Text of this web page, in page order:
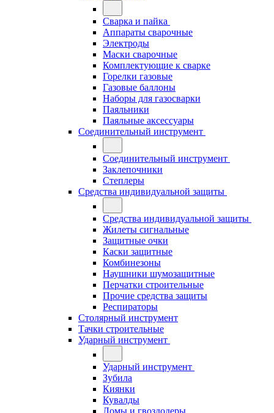
Сварка и пайка
Аппараты сварочные
Электроды
Маски сварочные
Комплектующие к сварке
Горелки газовые
Газовые баллоны
Наборы для газосварки
Паяльники
Паяльные аксессуары
Соединительный инструмент
Соединительный инструмент
Заклепочники
Степлеры
Средства индивидуальной защиты
Средства индивидуальной защиты
Жилеты сигнальные
Защитные очки
Каски защитные
Комбинезоны
Наушники шумозащитные
Перчатки строительные
Прочие средства защиты
Респираторы
Столярный инструмент
Тачки строительные
Ударный инструмент
Ударный инструмент
Зубила
Киянки
Кувалды
Ломы и гвоздодеры